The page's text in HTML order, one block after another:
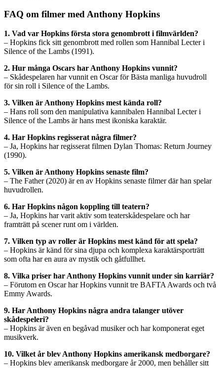
FAQ om filmer med Anthony Hopkins
1. Vad var Hopkins första stora genombrott i filmvärlden?
– Hopkins fick sitt genombrott med rollen som Hannibal Lecter i
Silence of the Lambs (1991).
2. Hur många Oscars har Anthony Hopkins vunnit?
– Skådespelaren har vunnit en Oscar för Bästa manliga huvudroll
för sin roll i Silence of the Lambs.
3. Vilken är Anthony Hopkins mest kända roll?
– Hans roll som den manipulativa kannibalen Hannibal Lecter i
Silence of the Lambs är hans mest ikoniska karaktär.
4. Har Hopkins regisserat några filmer?
– Ja, Hopkins har regisserat filmen Dylan Thomas: Return Journey
(1990).
5. Vilken är Anthony Hopkins senaste film?
– The Father (2020) är en av Hopkins senaste filmer där han spelar
huvudrollen.
6. Har Hopkins någon koppling till teatern?
– Ja, Hopkins har varit aktiv som teaterskådespelare och har
framträtt på scener runt om i världen.
7. Vilken typ av roller är Hopkins mest känd för att spela?
– Hopkins är känd för sina djupa och komplexa karaktärsporträtt
som ofta har en aura av mystik och gåtfullhet.
8. Vilka priser har Anthony Hopkins vunnit under sin karriär?
– Förutom en Oscar har Hopkins vunnit tre BAFTA Awards och två
Emmy Awards.
9. Har Anthony Hopkins några andra talanger utöver
skådespeleri?
– Hopkins är även en begåvad musiker och har komponerat eget
musikverk.
10. Vilket år blev Anthony Hopkins amerikansk medborgare?
– Hopkins blev amerikansk medborgare år 2000, men behåller sitt